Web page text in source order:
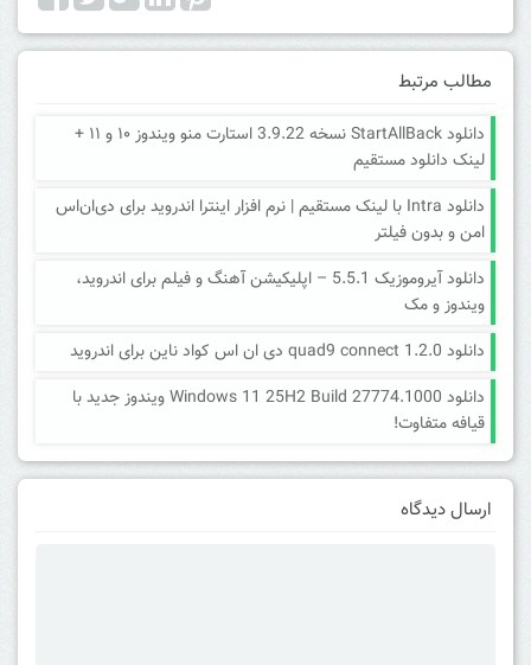
مطالب مرتبط
دانلود StartAllBack نسخه 3.9.22 استارت منو ویندوز ۱۰ و ۱۱ +
لینک دانلود مستقیم
دانلود Intra با لینک مستقیم | نرم افزار اینترا اندروید برای دی‌ان‌اس
امن و بدون فیلتر
دانلود آیروموزیک 5.5.1 – اپلیکیشن آهنگ و فیلم برای اندروید،
ویندوز و مک
دانلود quad9 connect 1.2.0 دی ان اس کواد ناین برای اندروید
دانلود Windows 11 25H2 Build 27774.1000 ویندوز جدید با
قیافه متفاوت!
ارسال دیدگاه